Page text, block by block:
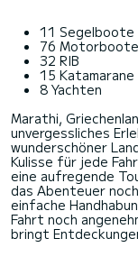
11 Segelboote
76 Motorboote
32 RIB
15 Katamarane
8 Yachten
Marathi,
unvergessliches
wunderschöner
Kulisse für jede
eine aufregende
das Abenteuer
einfache
Fahrt noch
bringt